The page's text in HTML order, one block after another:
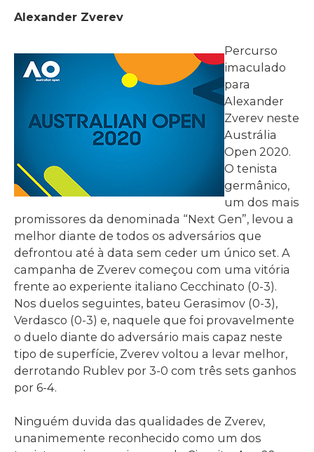
Alexander Zverev
Percurso
imaculado
para
Alexander
Zverev neste
Austrália
Open 2020.
O tenista
germânico,
um dos mais
promissores da denominada “Next Gen”, levou a
melhor diante de todos os adversários que
defrontou até à data sem ceder um único set. A
campanha de Zverev começou com uma vitória
frente ao experiente italiano Cecchinato (0-3).
Nos duelos seguintes, bateu Gerasimov (0-3),
Verdasco (0-3) e, naquele que foi provavelmente
o duelo diante do adversário mais capaz neste
tipo de superfície, Zverev voltou a levar melhor,
derrotando Rublev por 3-0 com três sets ganhos
por 6-4.
Ninguém duvida das qualidades de Zverev,
unanimemente reconhecido como um dos